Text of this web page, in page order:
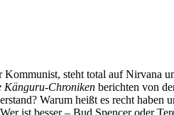
steht total auf
Känguru-Chroniken berichten von
Warum heißt es recht